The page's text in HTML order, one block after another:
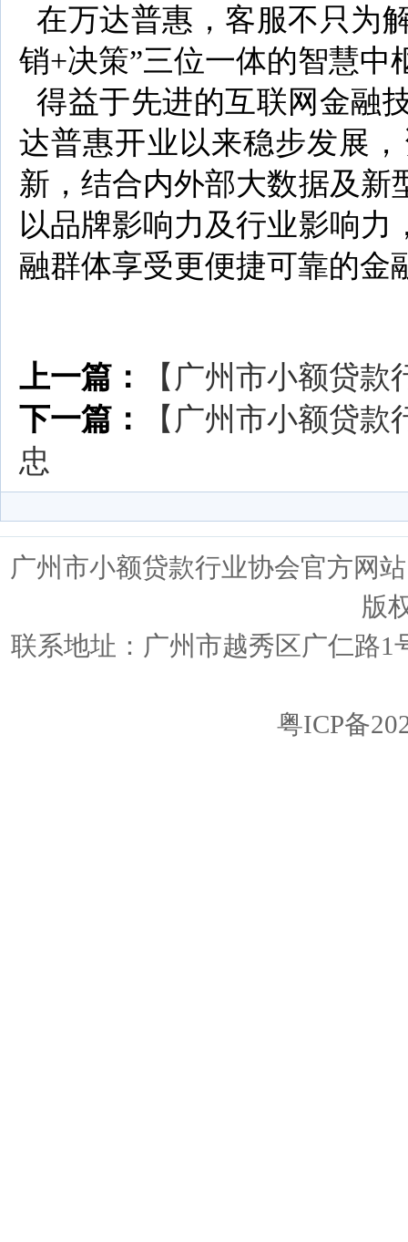
在万达普惠，客服不只为
销+决策”三位一体的智慧中
得益于先进的互联网金融
达普惠开业以来稳步发展
新，结合内外部大数据及新
以品牌影响力及行业影响
融群体享受更便捷可靠的金
上一篇：
【广州市小额贷
下一篇：
【广州市小额贷
忠
广州市小额贷款行业协会官方网
版
联系地址：广州市越秀区广仁路1
粤ICP备